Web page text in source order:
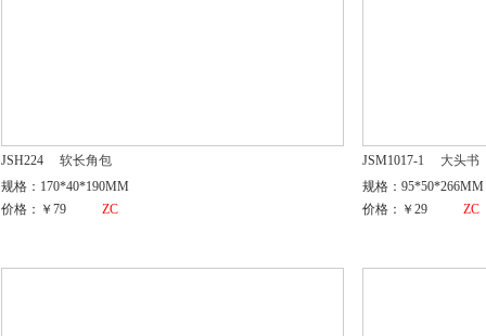
JSH224
软长角包
规格：170*40*190MM
价格：￥79
ZC
JSM1017-1
大头书
规格：95*50*266MM
价格：￥29
ZC